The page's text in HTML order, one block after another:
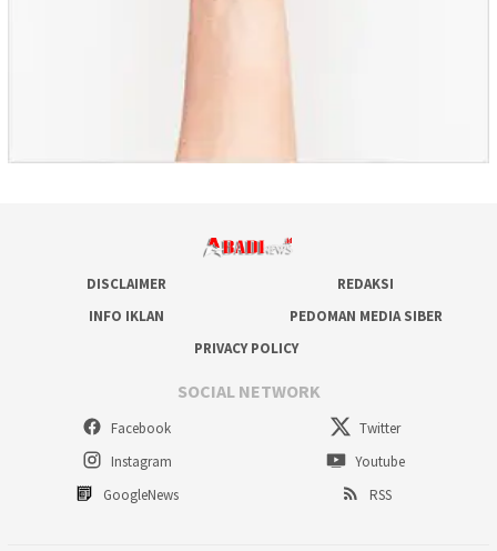
DISCLAIMER
REDAKSI
INFO IKLAN
PEDOMAN MEDIA SIBER
PRIVACY POLICY
SOCIAL NETWORK
Facebook
Twitter
Instagram
Youtube
GoogleNews
RSS